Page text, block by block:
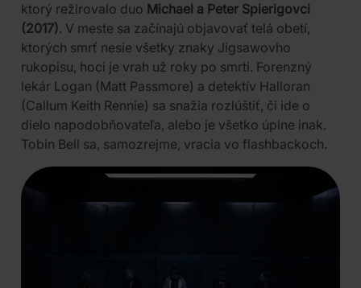
ktorý režírovalo duo Michael a Peter Spierigovci
(2017). V meste sa začínajú objavovať telá obetí,
ktorých smrť nesie všetky znaky Jigsawovho
rukopisu, hoci je vrah už roky po smrti. Forenzný
lekár Logan (Matt Passmore) a detektív Halloran
(Callum Keith Rennie) sa snažia rozlúštiť, či ide o
dielo napodobňovateľa, alebo je všetko úplne inak.
Tobin Bell sa, samozrejme, vracia vo flashbackoch.